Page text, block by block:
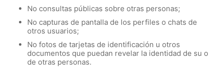
No consultas públicas sobre otras personas;
No capturas de pantalla de los perfiles o chats de
otros usuarios;
No fotos de tarjetas de identificación u otros
documentos que puedan revelar la identidad de su o
de otras personas.